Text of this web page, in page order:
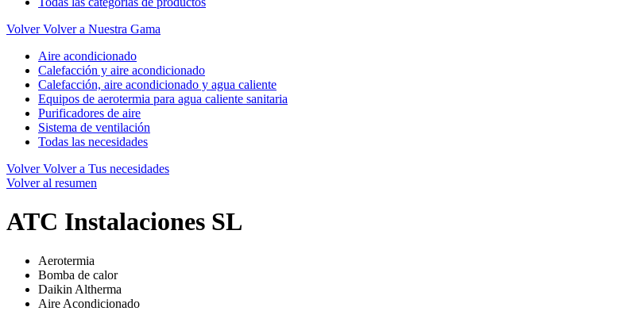
Volver Volver a Nuestra Gama
Aire acondicionado
Calefacción y aire acondicionado
Calefacción, aire acondicionado y agua caliente
Equipos de aerotermia para agua caliente sanitaria
Purificadores de aire
Sistema de ventilación
Todas las necesidades
Volver Volver a Tus necesidades
Volver al resumen
ATC Instalaciones SL
Aerotermia
Bomba de calor
Daikin Altherma
Aire Acondicionado